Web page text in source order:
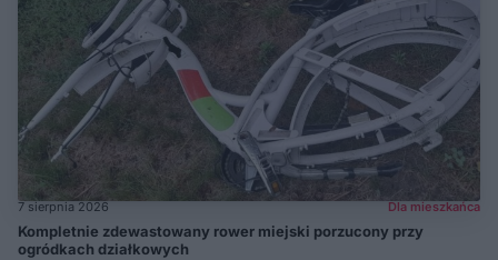
7 sierpnia 2026 Dla mieszkańca
Kompletnie zdewastowany rower miejski porzucony przy
ogródkach działkowych